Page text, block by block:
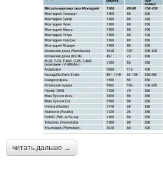
читать дальше →